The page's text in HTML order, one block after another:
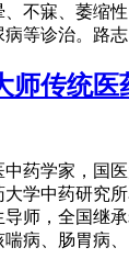
不寐、萎缩
等诊治。路志
师传统医
药学家，国
学中药研究
师，全国继
病、肠胃病、